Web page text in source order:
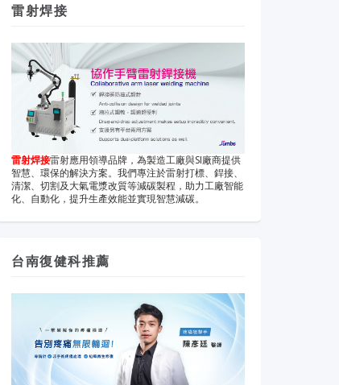
雷射焊接
雷射焊接雷射應用領導品牌，為製造工廠與SI廠商提供
智慧、環保的解決方案。我們專注於雷射打標、銲接、
清潔、切割及大氣電漿改質等減碳製程，助力工廠智能
化、自動化，提升生產效能並實現智慧減碳。
台南復健科推薦